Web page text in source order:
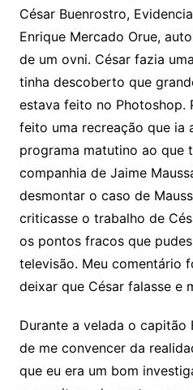
César Buenrostro,
Enrique Mercado Orue,
de um ovni. César fazia
tinha descoberto que
estava feito no Photoshop.
feito uma recreação que ia
programa matutino ao que
companhia de Jaime
desmontar o caso de
criticasse o trabalho de
os pontos fracos que
televisão. Meu comentário
deixar que César falasse e
Durante a velada o capitão
de me convencer da
que eu era um bom